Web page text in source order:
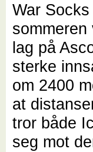
War
lag på
sterke
om 2400
at
tror både
seg mot